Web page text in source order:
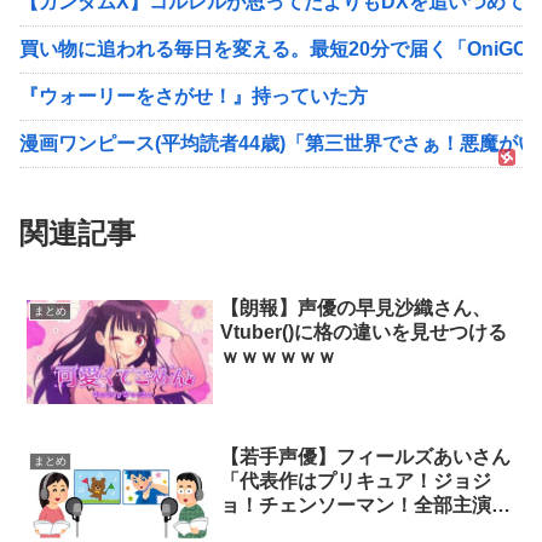
買い物に追われる毎日を変える。最短20分で届く「OniGO
『ウォーリーをさがせ！』持っていた方
漫画ワンピース(平均読者44歳)「第三世界でさぁ！悪魔が
関連記事
まとめ
【朗報】声優の早見沙織さん、
Vtuber()に格の違いを見せつける
ｗｗｗｗｗｗ
まとめ
【若手声優】フィールズあいさん
「代表作はプリキュア！ジョジ
ョ！チェンソーマン！全部主演で